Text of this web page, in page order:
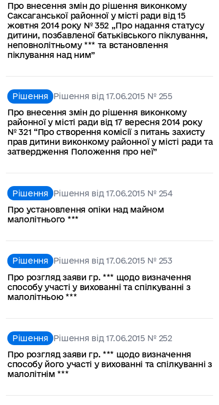
Про внесення змін до рішення виконкому
Саксаганської районної у місті ради від 15
жовтня 2014 року № 352 „Про надання статусу
дитини, позбавленої батьківського піклування,
неповнолітньому *** та встановлення
піклування над ним”
Рішення Рішення від 17.06.2015 № 255
Про внесення змін до рішення виконкому
районної у місті ради від 17 вересня 2014 року
№ 321 “Про створення комісії з питань захисту
прав дитини виконкому районної у місті ради та
затвердження Положення про неї”
Рішення Рішення від 17.06.2015 № 254
Про установлення опіки над майном
малолітнього ***
Рішення Рішення від 17.06.2015 № 253
Про розгляд заяви гр. *** щодо визначення
способу участі у вихованні та спілкуванні з
малолітньою ***
Рішення Рішення від 17.06.2015 № 252
Про розгляд заяви гр. *** щодо визначення
способу його участі у вихованні та спілкуванні з
малолітнім ***